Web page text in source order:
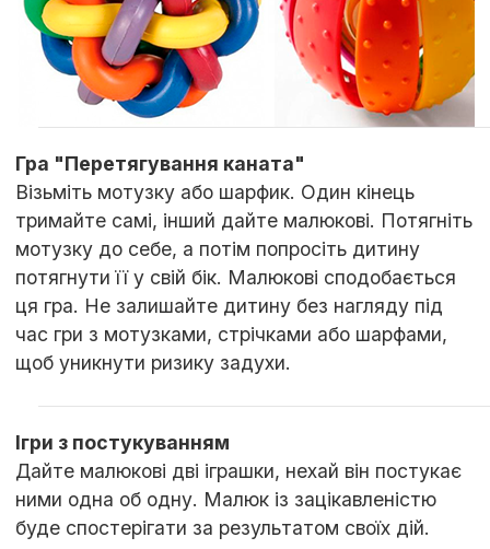
Гра "Перетягування каната"
Візьміть мотузку або шарфик. Один кінець
тримайте самі, інший дайте малюкові. Потягніть
мотузку до себе, а потім попросіть дитину
потягнути її у свій бік. Малюкові сподобається
ця гра. Не залишайте дитину без нагляду під
час гри з мотузками, стрічками або шарфами,
щоб уникнути ризику задухи.
Ігри з постукуванням
Дайте малюкові дві іграшки, нехай він постукає
ними одна об одну. Малюк із зацікавленістю
буде спостерігати за результатом своїх дій.